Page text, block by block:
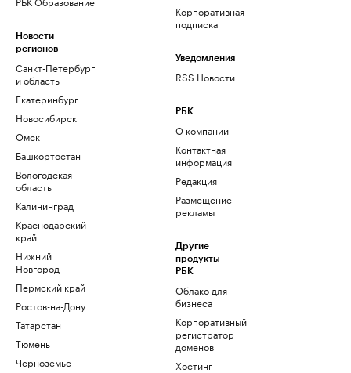
Новости
регионов
Санкт-Петербург
и область
Екатеринбург
Новосибирск
Омск
Башкортостан
Вологодская
область
Калининград
Краснодарский
край
Нижний
Новгород
Пермский край
Ростов-на-Дону
Татарстан
Тюмень
Черноземье
Корпоративная
подписка
Уведомления
RSS Новости
РБК
О компании
Контактная
информация
Редакция
Размещение
рекламы
Другие
продукты
РБК
Облако для
бизнеса
Корпоративный
регистратор
доменов
Хостинг